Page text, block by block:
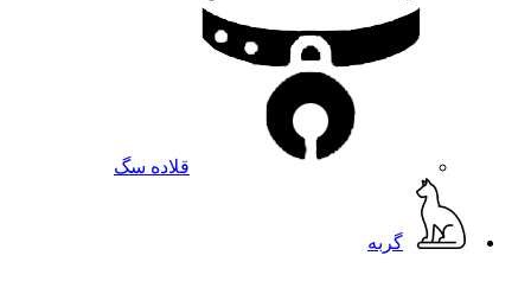
قلاده سگ
گربه